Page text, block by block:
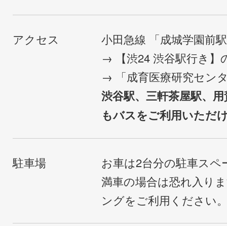
アクセス
小田急線 「成城学園前
→ 【渋24 渋谷駅行き】
→ 「成育医療研究セン
渋谷駅、三軒茶屋駅、
もバスをご利用いただ
駐車場
お車は2台分の駐車ス
満車の場合は恐れ入り
ングをご利用ください